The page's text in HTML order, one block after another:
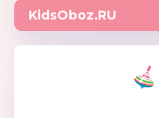
KidsOboz.RU